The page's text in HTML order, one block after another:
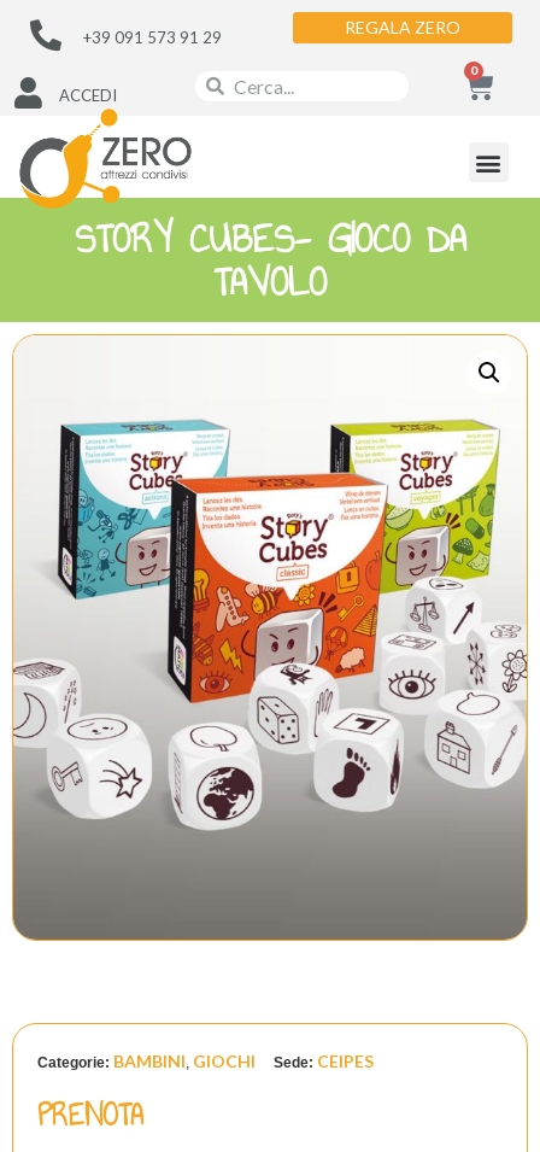
+39 091 573 91 29 REGALA ZERO
ACCEDI
0
STORY CUBES- GIOCO DA
TAVOLO
Categorie: BAMBINI, GIOCHI Sede: CEIPES
PRENOTA